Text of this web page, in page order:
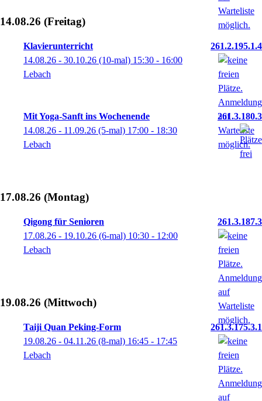
14.08.26 (Freitag)
Klavierunterricht
261.2.195.1.4
14.08.26 - 30.10.26 (10-mal) 15:30 - 16:00
Lebach
Mit Yoga-Sanft ins Wochenende
261.3.180.3
14.08.26 - 11.09.26 (5-mal) 17:00 - 18:30
Lebach
17.08.26 (Montag)
Qigong für Senioren
261.3.187.3
17.08.26 - 19.10.26 (6-mal) 10:30 - 12:00
Lebach
19.08.26 (Mittwoch)
Taiji Quan Peking-Form
261.3.175.3.1
19.08.26 - 04.11.26 (8-mal) 16:45 - 17:45
Lebach